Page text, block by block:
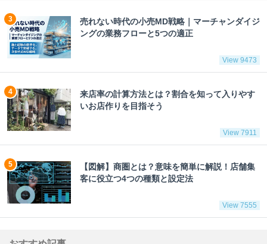
売れない時代の小売MD戦略｜マーチャンダイジ
ングの業務フローと5つの適正
View 9473
来店率の計算方法とは？割合を知って入りやす
いお店作りを目指そう
View 7911
【図解】商圏とは？意味を簡単に解説！店舗集
客に役立つ4つの種類と設定法
View 7555